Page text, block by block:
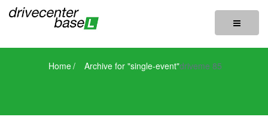
Toggle
Home/ Archive for "single-event"driveme 85